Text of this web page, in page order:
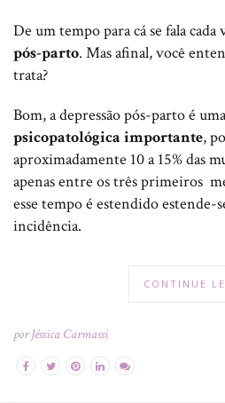
De um tempo para cá se fala cada
pós-parto. Mas afinal, você
trata?
Bom, a depressão pós-parto é
psicopatológica importante,
aproximadamente 10 a 15% das
apenas entre os três primeiros
esse tempo é estendido estende-
incidência.
CONTINUE
porJéssica Carmassi